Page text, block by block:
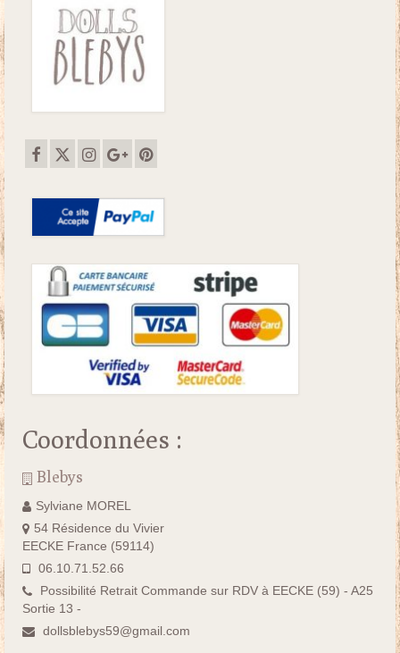
Coordonnées :
Blebys
Sylviane MOREL
54 Résidence du Vivier
EECKE France (59114)
06.10.71.52.66
Possibilité Retrait Commande sur RDV à EECKE (59) - A25
Sortie 13 -
dollsblebys59@gmail.com